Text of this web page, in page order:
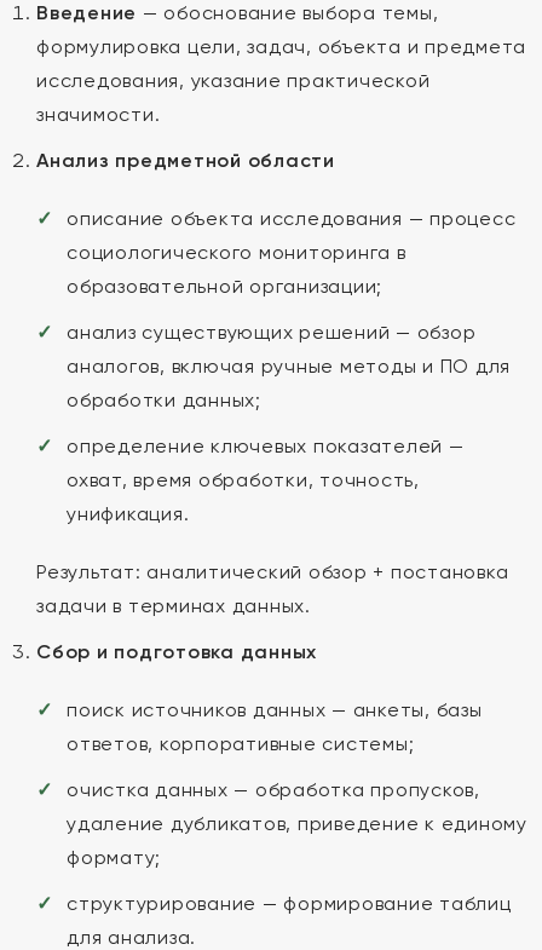
Введение — обоснование выбора темы,
формулировка цели, задач, объекта и предмета
исследования, указание практической
значимости.
Анализ предметной области
описание объекта исследования — процесс
социологического мониторинга в
образовательной организации;
анализ существующих решений — обзор
аналогов, включая ручные методы и ПО для
обработки данных;
определение ключевых показателей —
охват, время обработки, точность,
унификация.
Результат: аналитический обзор + постановка
задачи в терминах данных.
Сбор и подготовка данных
поиск источников данных — анкеты, базы
ответов, корпоративные системы;
очистка данных — обработка пропусков,
удаление дубликатов, приведение к единому
формату;
структурирование — формирование таблиц
для анализа.